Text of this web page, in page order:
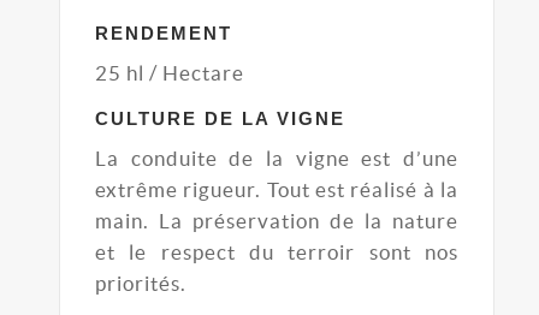
RENDEMENT
25 hl / Hectare
CULTURE DE LA VIGNE
La conduite de la vigne est d’une
extrême rigueur. Tout est réalisé à la
main. La préservation de la nature
et le respect du terroir sont nos
priorités.